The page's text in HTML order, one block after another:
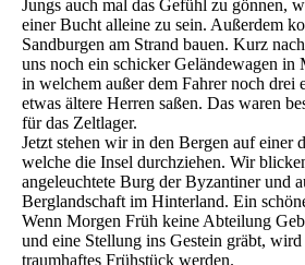
Jungs auch mal das Gefühl zu gönnen,
einer Bucht alleine zu sein. Außerdem
Sandburgen am Strand bauen. Kurz
uns noch ein schicker Geländewagen in
in welchem außer dem Fahrer noch drei
etwas ältere Herren saßen. Das waren
für das Zeltlager.
Jetzt stehen wir in den Bergen auf einer
welche die Insel durchziehen. Wir
angeleuchtete Burg der Byzantiner und
Berglandschaft im Hinterland. Ein
Wenn Morgen Früh keine Abteilung
und eine Stellung ins Gestein gräbt, wird
traumhaftes Frühstück werden.